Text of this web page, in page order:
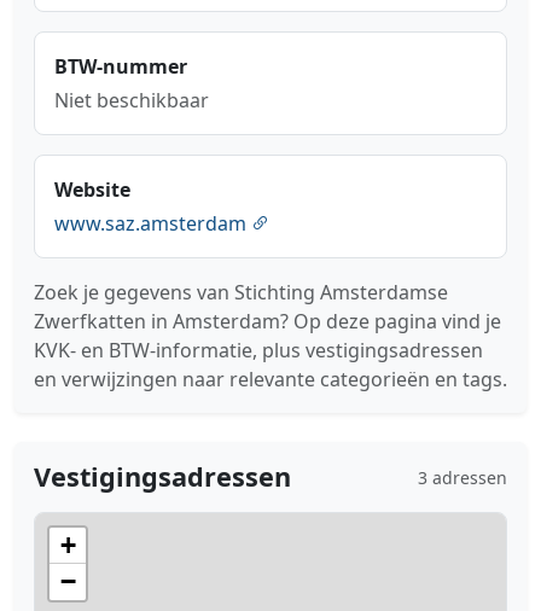
BTW-nummer
Niet beschikbaar
Website
www.saz.amsterdam
Zoek je gegevens van Stichting Amsterdamse
Zwerfkatten in Amsterdam? Op deze pagina vind je
KVK- en BTW-informatie, plus vestigingsadressen
en verwijzingen naar relevante categorieën en tags.
Vestigingsadressen 3 adressen
+
−